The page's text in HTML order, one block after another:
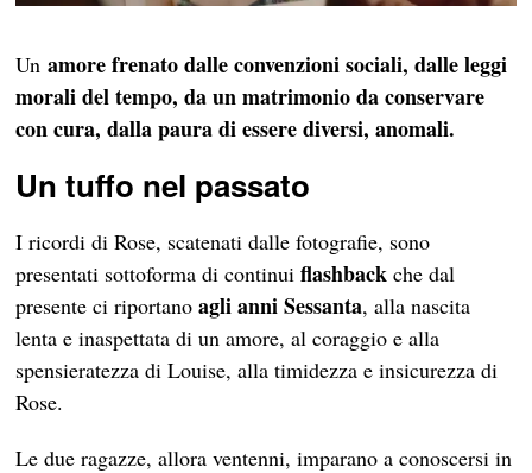
Unamore frenato dalle convenzioni sociali, dalle leggi
morali del tempo, da un matrimonio da conservare
con cura, dalla paura di essere diversi, anomali.
Un tuffo nel passato
I ricordi di Rose, scatenati dalle fotografie, sono
presentati sottoforma di continuiflashback che dal
presente ci riportanoagli anni Sessanta, alla nascita
lenta e inaspettata di un amore, al coraggio e alla
spensieratezza di Louise, alla timidezza e insicurezza di
Rose.
Le due ragazze, allora ventenni, imparano a conoscersi in